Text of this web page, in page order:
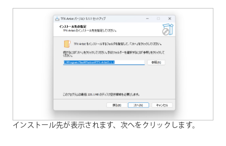
インストール先が表示されます、次へをクリックします。